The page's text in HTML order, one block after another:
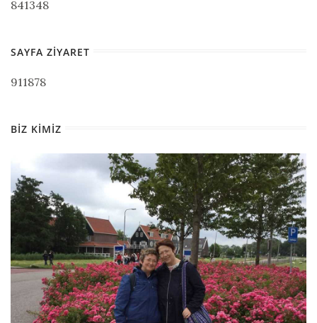
841348
SAYFA ZIYARET
911878
BIZ KIMIZ